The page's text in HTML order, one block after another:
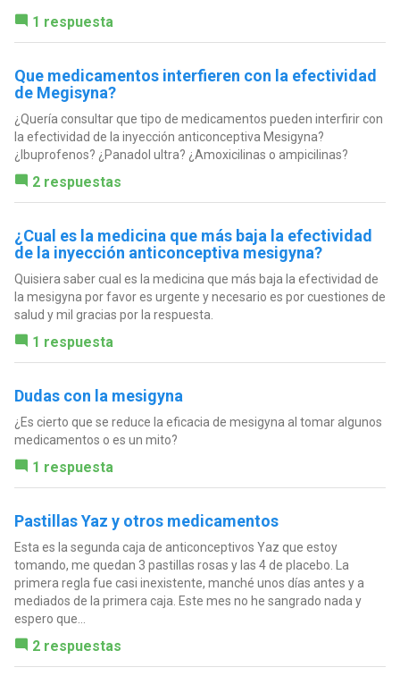
1 respuesta
Que medicamentos interfieren con la efectividad
de Megisyna?
¿Quería consultar que tipo de medicamentos pueden interfirir con
la efectividad de la inyección anticonceptiva Mesigyna?
¿Ibuprofenos? ¿Panadol ultra? ¿Amoxicilinas o ampicilinas?
2 respuestas
¿Cual es la medicina que más baja la efectividad
de la inyección anticonceptiva mesigyna?
Quisiera saber cual es la medicina que más baja la efectividad de
la mesigyna por favor es urgente y necesario es por cuestiones de
salud y mil gracias por la respuesta.
1 respuesta
Dudas con la mesigyna
¿Es cierto que se reduce la eficacia de mesigyna al tomar algunos
medicamentos o es un mito?
1 respuesta
Pastillas Yaz y otros medicamentos
Esta es la segunda caja de anticonceptivos Yaz que estoy
tomando, me quedan 3 pastillas rosas y las 4 de placebo. La
primera regla fue casi inexistente, manché unos días antes y a
mediados de la primera caja. Este mes no he sangrado nada y
espero que...
2 respuestas